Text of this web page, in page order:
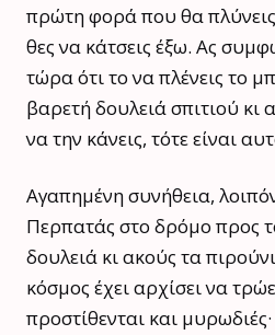
πρώτη φορά που θα
θες να κάτσεις έξω. Ας
τώρα ότι το να πλένεις το
βαρετή δουλειά σπιτιού κι
να την κάνεις, τότε είναι
Αγαπημένη συνήθεια,
Περπατάς στο δρόμο προς
δουλειά κι ακούς τα
κόσμος έχει αρχίσει να
προστίθενται και